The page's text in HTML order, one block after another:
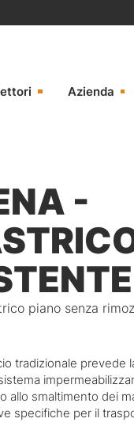
Azienda
-
piano senza
tradizionale prevede
smaltimento dei
specifiche per il